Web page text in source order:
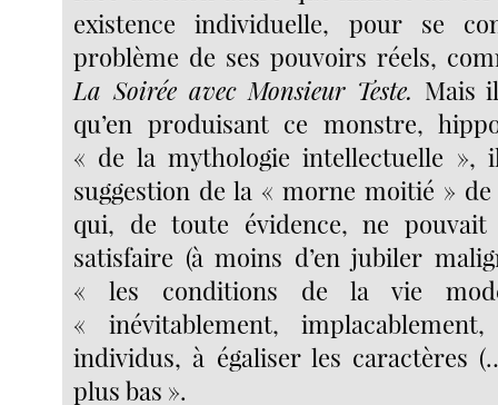
existence individuelle, pour se
problème de ses pouvoirs réels,
La Soirée avec Monsieur Teste. Mais
qu’en produisant ce monstre,
« de la mythologie intellectuelle »,
suggestion de la « morne moitié »
qui, de toute évidence, ne pouvait
satisfaire (à moins d’en jubiler
« les conditions de la vie
« inévitablement,
individus, à égaliser les caractères
plus bas ».